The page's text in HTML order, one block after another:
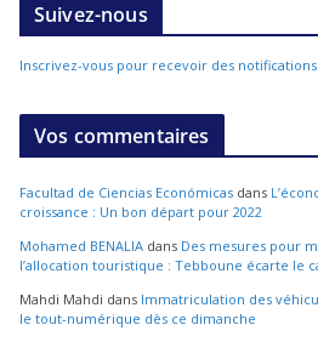
Suivez-nous
Inscrivez-vous pour recevoir des notifications
Vos commentaires
Facultad de Ciencias Económicas dans
croissance : Un bon départ pour 2022
Mohamed BENALIA dans Des mesures pour
l’allocation touristique : Tebboune écarte le
Mahdi Mahdi dans Immatriculation des
le tout-numérique dès ce dimanche